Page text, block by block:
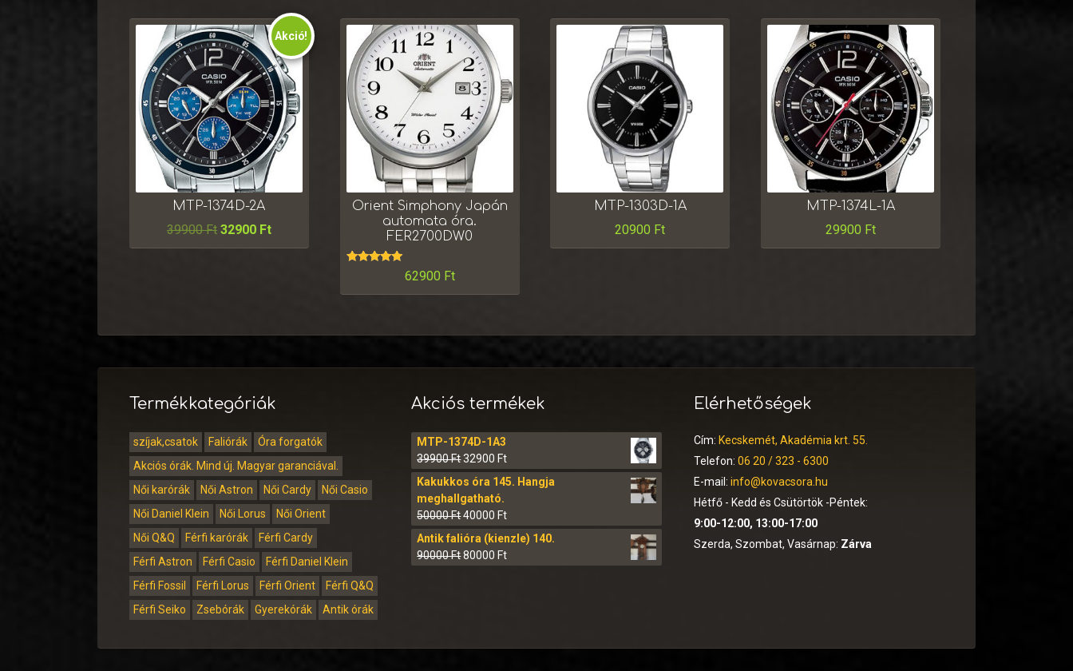
Akció!
MTP-1374D-2A
39900Ft 32900 Ft
Orient Simphony Japán
automata óra.
FER2700DW0
/ 5
62900 Ft
MTP-1303D-1A
20900 Ft
MTP-1374L-1A
29900 Ft
Termékkategóriák
szíjak,csatok Faliórák
Óra forgatók
Akciós órák. Mind új. Magyar garanciával.
Női karórák
Női Astron Női Cardy
Női Casio
Női Daniel Klein
Női Lorus
Női Orient
Női Q&Q
Férfi karórák
Férfi Cardy
Férfi Astron
Férfi Casio
Férfi Daniel Klein
Férfi Fossil
Férfi Lorus Férfi Orient
Férfi Q&Q
Férfi Seiko
Zsebórák Gyerekórák Antik órák
Akciós termékek
MTP-1374D-1A3
39900Ft32900 Ft
Kakukkos óra 145. Hangja
meghallgatható.
50000Ft40000 Ft
Antik falióra (kienzle) 140.
90000Ft80000 Ft
Elérhetőségek
Cím: Kecskemét, Akadémia krt. 55.
Telefon: 06 20 / 323 - 6300
E-mail: info@kovacsora.hu
Hétfő - Kedd és Csütörtök -Péntek:
9:00-12:00, 13:00-17:00
Szerda, Szombat, Vasárnap: Zárva